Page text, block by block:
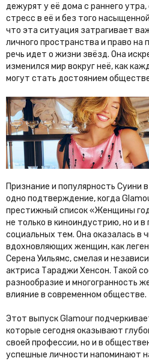
дежурят у её дома с раннего
стресс в её и без того
что эта ситуация затрагивает
личного пространства и право на
речь идет о жизни звёзд. Она
изменился мир вокруг неё, как
могут стать достоянием
Признание и популярность Суини
одно подтверждение, когда
престижный список «Женщины
не только в киноиндустрию, но и
социальных тем. Она оказалась в
вдохновляющих женщин, как
Серена Уильямс, смелая и
актриса Тараджи Хенсон. Такой
разнообразие и многогранность
влияние в современном обществе.
Этот выпуск Glamour
которые сегодня оказывают
своей профессии, но и в
успешные личности напоминают